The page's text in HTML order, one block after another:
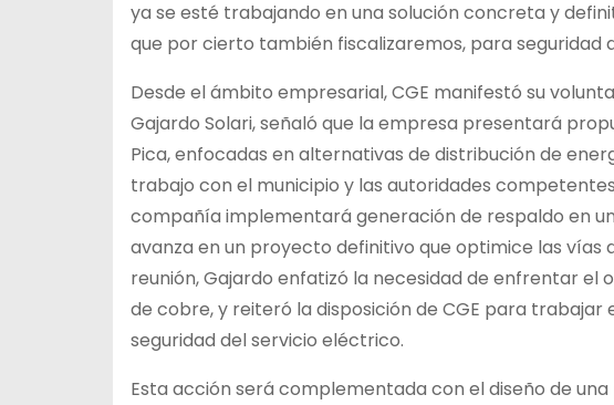
ya se esté trabajando en una solución concreta y
que por cierto también fiscalizaremos, para seguridad
Desde el ámbito empresarial, CGE manifestó su
Gajardo Solari, señaló que la empresa presentará
Pica, enfocadas en alternativas de distribución de
trabajo con el municipio y las autoridades
compañía implementará generación de respaldo en
avanza en un proyecto definitivo que optimice las vías
reunión, Gajardo enfatizó la necesidad de enfrentar
de cobre, y reiteró la disposición de CGE para
seguridad del servicio eléctrico.
Esta acción será complementada con el diseño de